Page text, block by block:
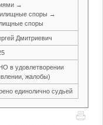
→
споры →
споры
Дмитриевич
в удовлетворении
жалобы)
единолично судьей